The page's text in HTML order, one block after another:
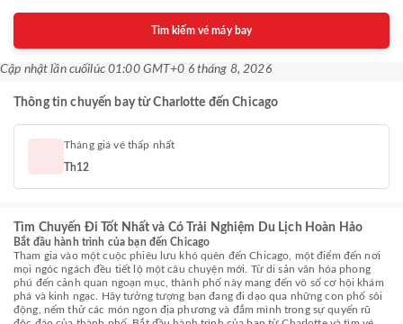
Tìm kiếm vé máy bay
Cập nhật lần cuốilúc 01:00 GMT+0 6 tháng 8, 2026
Thông tin chuyến bay từ Charlotte đến Chicago
Tháng giá vé thấp nhất
Th12
Tìm Chuyến Đi Tốt Nhất và Có Trải Nghiệm Du Lịch Hoàn Hảo
Bắt đầu hành trình của bạn đến Chicago
Tham gia vào một cuộc phiêu lưu khó quên đến Chicago, một điểm đến nơi
mọi ngóc ngách đều tiết lộ một câu chuyện mới. Từ di sản văn hóa phong
phú đến cảnh quan ngoạn mục, thành phố này mang đến vô số cơ hội khám
phá và kinh ngạc. Hãy tưởng tượng bạn đang đi dạo qua những con phố sôi
động, nếm thử các món ngon địa phương và đắm mình trong sự quyến rũ